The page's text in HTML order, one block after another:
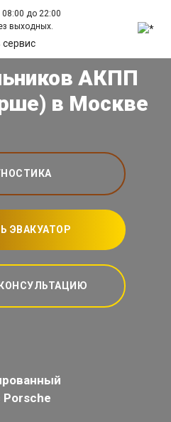
до 22:00
выходных.
АКПП
в Москве
ЭВАКУАТОР
Porsche